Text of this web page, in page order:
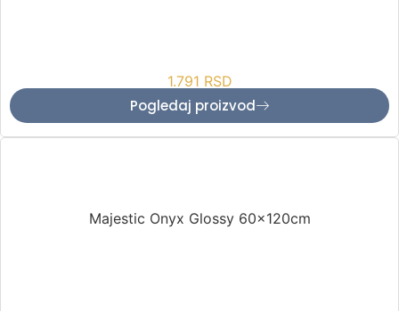
1.791 RSD
Pogledaj proizvod
Majestic Onyx Glossy 60x120cm